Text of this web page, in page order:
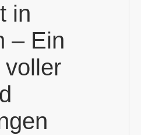
in
– Ein
voller